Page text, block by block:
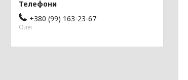
+380 (99) 163-23-67
Олег